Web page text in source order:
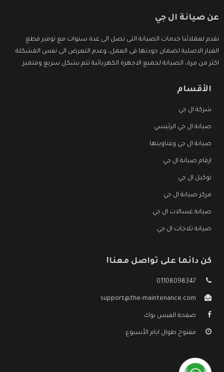
عن صيانة ال جي
نقدم لعملائنا خدمات الصيانة التى تصل الى عدة سنوات مع توفير قطع
الغيار الاصلية لضمان جودتها فى العمل، وعدم التعرض الى نفس المشكلة
اكثر من مرة، الصيانة لجميع الاجهزة الكهربائية تتم بشكل سريع ومتميز.
الأقسام
شركة ال جي
صيانة ال جي الرئيسي
صيانة ال جي وعناوينها
ارقام صيانة ال جي
توكيل ال جي
مركز صيانة ال جي
صيانة غسالات ال جي
صيانة ثلاجات ال جي
كن دائما على تواصل معنا!
01108098347
support@the-maintenance.com
صفحة الفيس بوك
مفتوح طوال ايام الأسبوع